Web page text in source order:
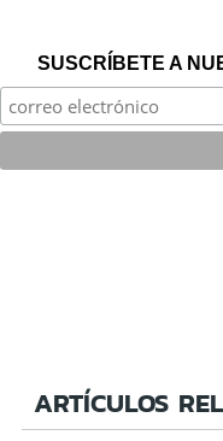
SUSCRÍBETE A
ARTÍCULOS